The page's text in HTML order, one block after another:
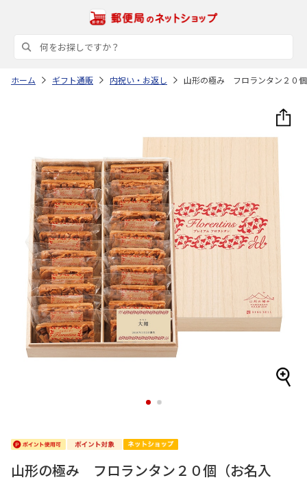
ホーム ギフト通販 内祝い・お返し 山形の極み フロランタン２０
1 2
山形の極み フロランタン２０個（お名入